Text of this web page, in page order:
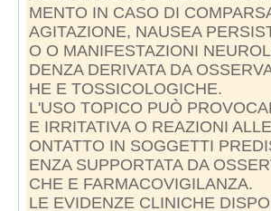
MENTO IN CASO DI
AGITAZIONE, NAUSEA
O O MANIFESTAZIONI
DENZA DERIVATA DA
HE E TOSSICOLOGICHE.
L'USO TOPICO PUÒ
E IRRITATIVA O REAZIONI
ONTATTO IN SOGGETTI
ENZA SUPPORTATA DA
CHE E FARMACOVIGILANZA.
LE EVIDENZE CLINICHE